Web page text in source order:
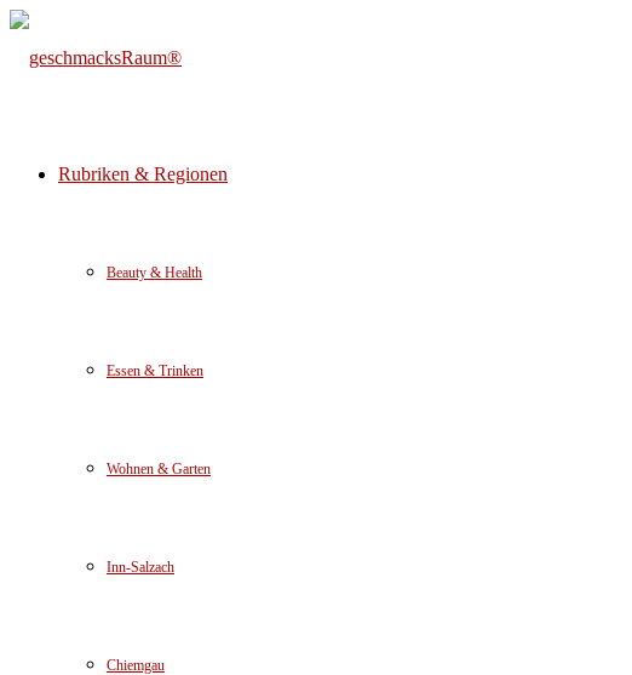
Rubriken & Regionen
Beauty & Health
Essen & Trinken
Wohnen & Garten
Inn-Salzach
Chiemgau